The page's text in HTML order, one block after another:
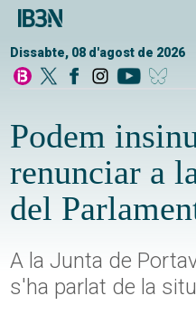
Dissabte, 08 d'agost de 2026
Podem
renunciar a
del
A la Junta de
s'ha parlat de la